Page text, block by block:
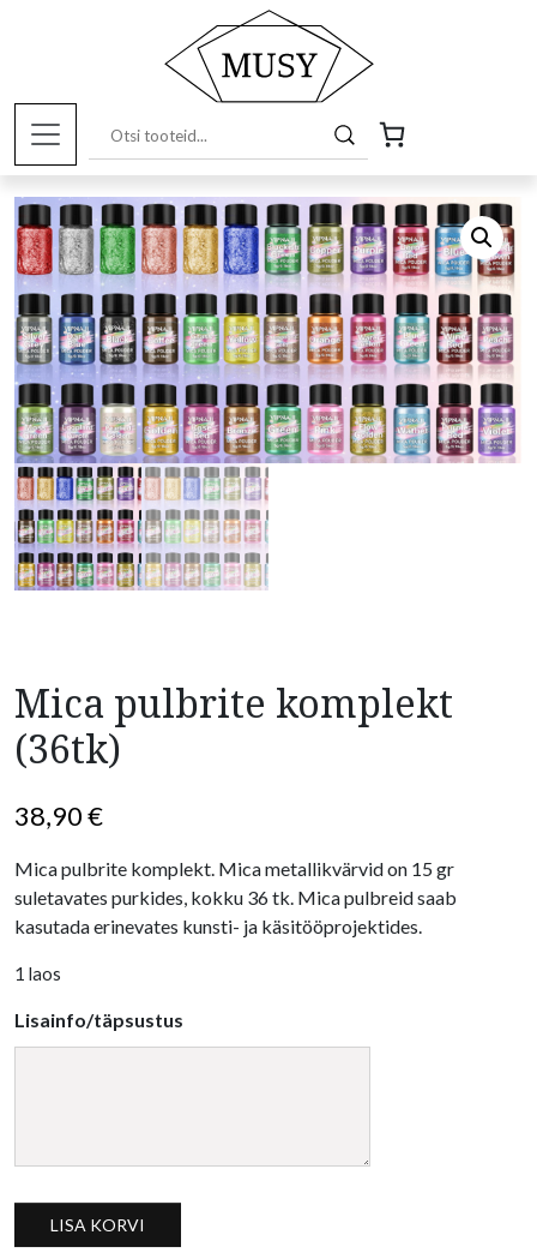
Kunstitarbed e-pood/Värvid ja
/ Mica pulbrite komplekt (36tk)
Mica pulbrite komplekt
(36tk)
38,90€
Mica pulbrite komplekt. Mica metallikvärvid on 15 gr
suletavates purkides, kokku 36 tk. Mica pulbreid saab
kasutada erinevates kunsti- ja käsitööprojektides.
1 laos
Lisainfo/täpsustus
Mica pulbrite komplekt (36tk) kogus
LISA KORVI